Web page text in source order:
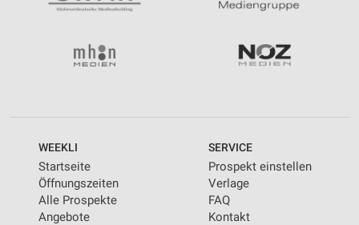
WEEKLI
Startseite
Öffnungszeiten
Alle Prospekte
Angebote
SERVICE
Prospekt einstellen
Verlage
FAQ
Kontakt